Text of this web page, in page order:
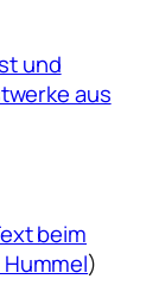
und
aus
beim
Hummel)